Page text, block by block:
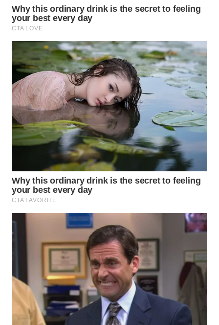
WN
INDRAMAYU
WN
KUNINGAN
WN
MAJALENGKA
WN
SUBANG
SUKABUMI
WN
PRIANGAN
SEMARANG
WN